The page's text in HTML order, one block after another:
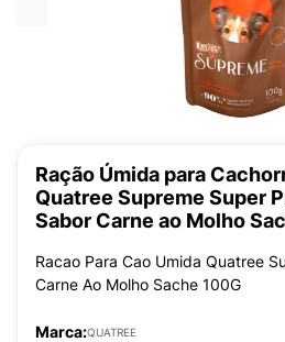
Ração Úmida para
Quatree Supreme Super
Sabor Carne ao Molho
Racao Para Cao Umida Quatree
Carne Ao Molho Sache 100G
Marca:QUATREE